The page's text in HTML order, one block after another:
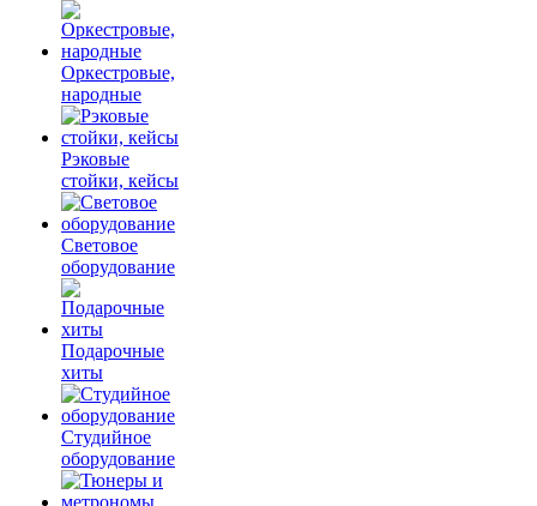
Оркестровые,
народные
Рэковые
стойки, кейсы
Световое
оборудование
Подарочные
хиты
Студийное
оборудование